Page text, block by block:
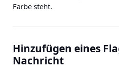
Farbe steht.
Hinzufügen eines
Nachricht